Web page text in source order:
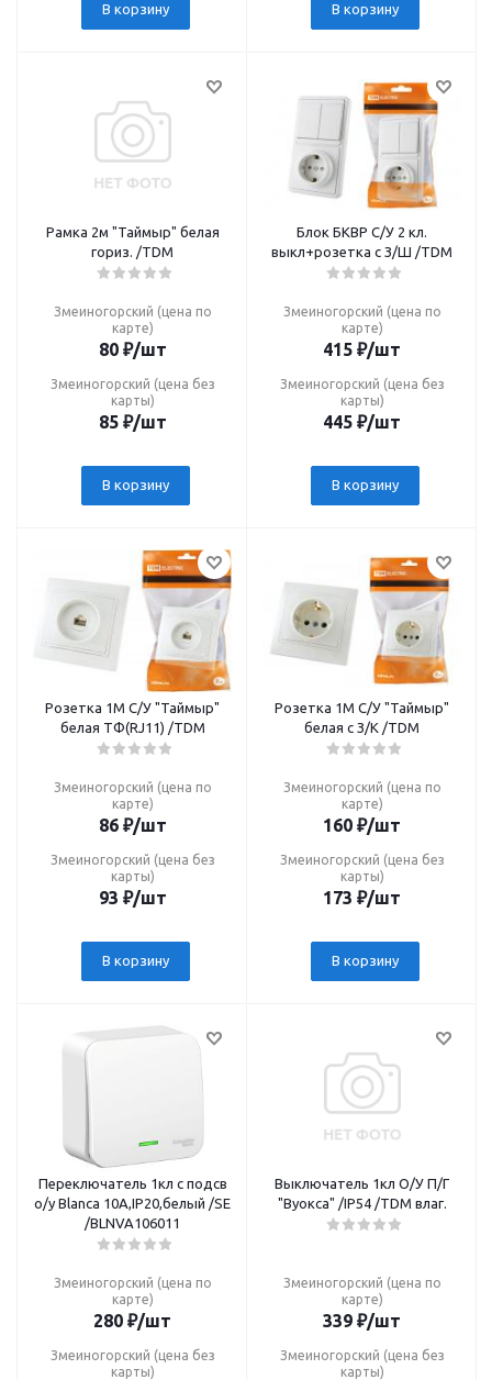
В корзину В корзину
Рамка 2м "Таймыр" белая
гориз. /TDM
Змеиногорский (цена по
карте)
80₽/шт
Змеиногорский (цена без
карты)
85₽/шт
В корзину
Блок БКВР С/У 2 кл.
выкл+розетка с З/Ш /TDM
Змеиногорский (цена по
карте)
415 ₽/шт
Змеиногорский (цена без
карты)
445 ₽/шт
В корзину
Розетка 1М С/У "Таймыр"
белая TФ(RJ11) /TDM
Змеиногорский (цена по
карте)
86₽/шт
Змеиногорский (цена без
карты)
93 ₽/шт
В корзину
Розетка 1М С/У "Таймыр"
белая c З/К /TDM
Змеиногорский (цена по
карте)
160 ₽/шт
Змеиногорский (цена без
карты)
173 ₽/шт
В корзину
Переключатель 1кл с подсв
о/у Blanca 10A,IP20,белый /SE
/BLNVA106011
Змеиногорский (цена по
карте)
280 ₽/шт
Змеиногорский (цена без
карты)
Выключатель 1кл О/У П/Г
"Вуокса" /IP54 /TDM влаг.
Змеиногорский (цена по
карте)
339 ₽/шт
Змеиногорский (цена без
карты)